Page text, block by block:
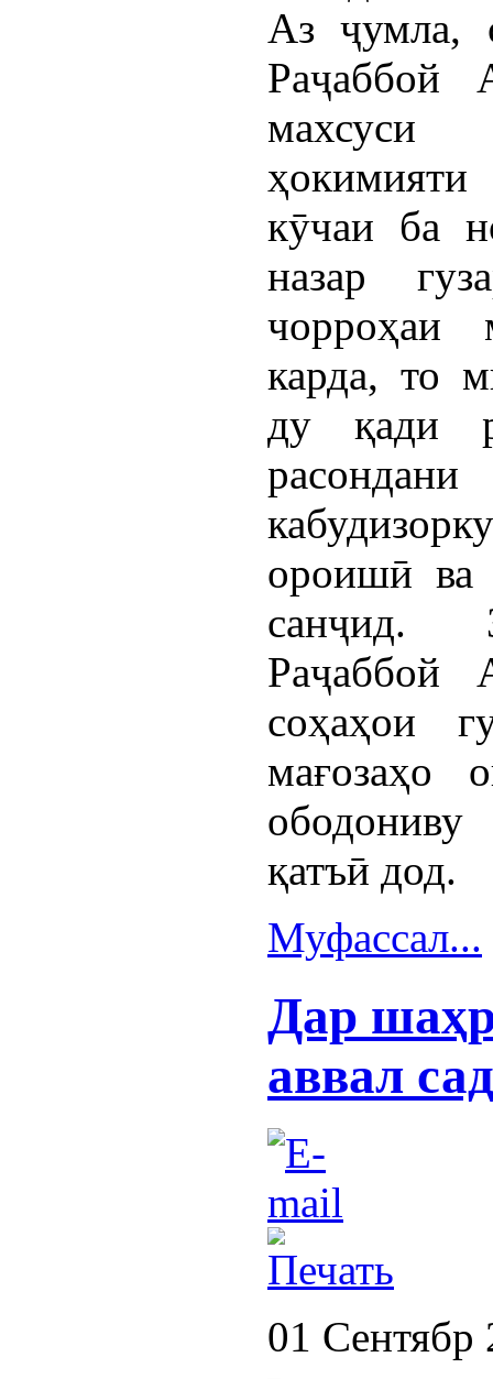
Аз ҷумла,
Раҷаббой
кӯчаи ба
назар
чорроҳаи
карда, то
ду қади
ороишӣ ва
санҷид.
Раҷаббой
соҳаҳои
мағозаҳо
қатъӣ дод.
Муфассал...
Дар
аввал
01 Сентябр